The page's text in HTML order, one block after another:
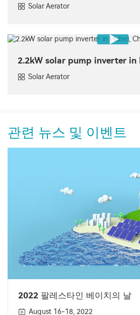
Solar Aerator
2.2kW solar pump inverter in
Solar Aerator
관련 뉴스 및 이벤트
2022 팔레스타인 베이치의 날
August 16-18, 2022